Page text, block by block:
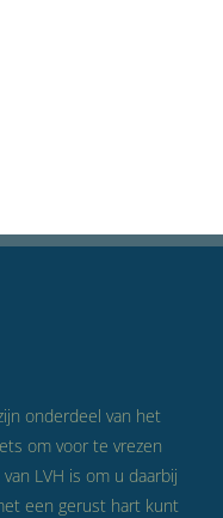
onderdeel van het
om voor te vrezen
LVH is om u daarbij
een gerust hart kunt